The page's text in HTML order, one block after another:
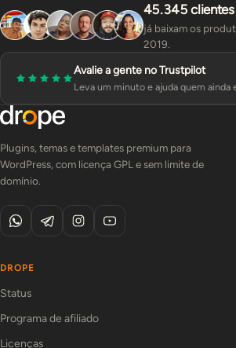
45.345 clientes
já baixam os
2019.
Avalie a gente no Trustpilot
Leva um minuto e ajuda quem ainda
Plugins, temas e templates premium para
WordPress, com licença GPL e sem limite de
domínio.
DROPE
Status
Programa de afiliado
Licenças